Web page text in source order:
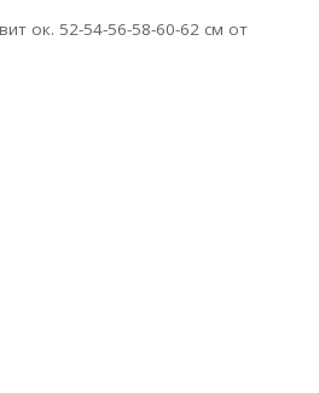
ок. 52-54-56-58-60-62 см от